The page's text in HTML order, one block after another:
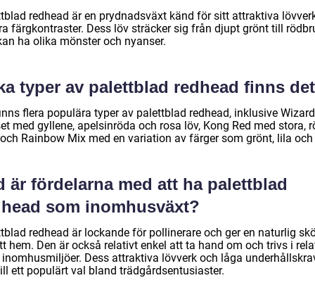
redhead är en prydnadsväxt känd för sitt attraktiva
färgkontraster. Dess löv sträcker sig från djupt grönt till
ha olika mönster och nyanser.
typer av palettblad redhead finns
flera populära typer av palettblad redhead, inklusive Wizard
med gyllene, apelsinröda och rosa löv, Kong Red med stora,
Rainbow Mix med en variation av färger som grönt, lila
är fördelarna med att ha palettblad
som inomhusväxt?
redhead är lockande för pollinerare och ger en naturlig
hem. Den är också relativt enkel att ta hand om och trivs i
Dess attraktiva lövverk och låga
ett populärt val bland trädgårdsentusiaster.